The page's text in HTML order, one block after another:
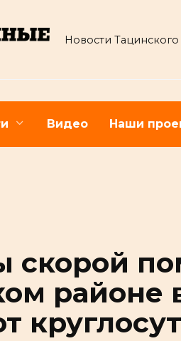
Новости
Видео Наши
скорой
районе